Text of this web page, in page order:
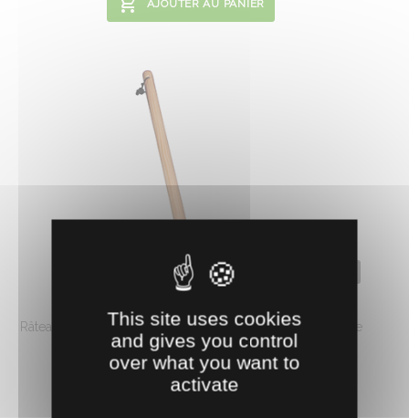
AJOUTER AU PANIER
Râteau petits outils acier, pour enfant, pour activité ludique
de nettoyage. Longueur ...
7.52 €HT
This site uses cookies
and gives you control
over what you want to
activate